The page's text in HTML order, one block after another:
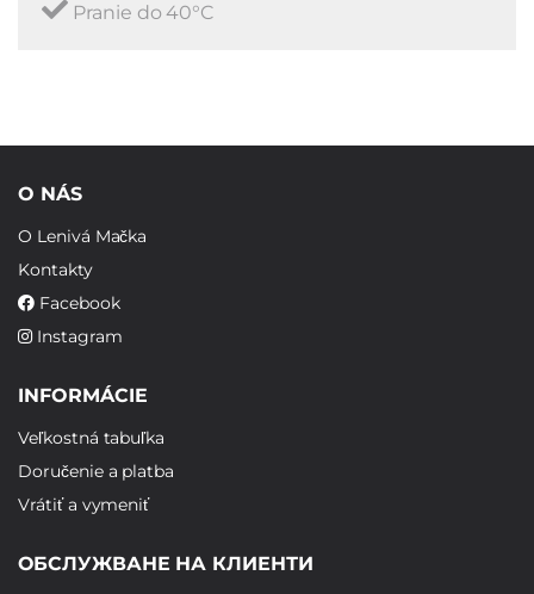
Pranie do 40°C
O NÁS
O Lenivá Mačka
Kontakty
Facebook
Instagram
INFORMÁCIE
Veľkostná tabuľka
Doručenie a platba
Vrátiť a vymeniť
ОБСЛУЖВАНЕ НА КЛИЕНТИ